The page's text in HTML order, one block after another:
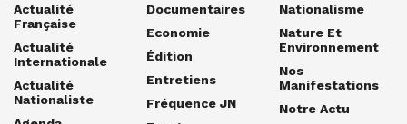
Actualité
Française
Actualité
Internationale
Actualité
Nationaliste
Documentaires
Economie
Édition
Entretiens
Fréquence JN
Nationalisme
Nature Et
Environnement
Nos
Manifestations
Notre Actu